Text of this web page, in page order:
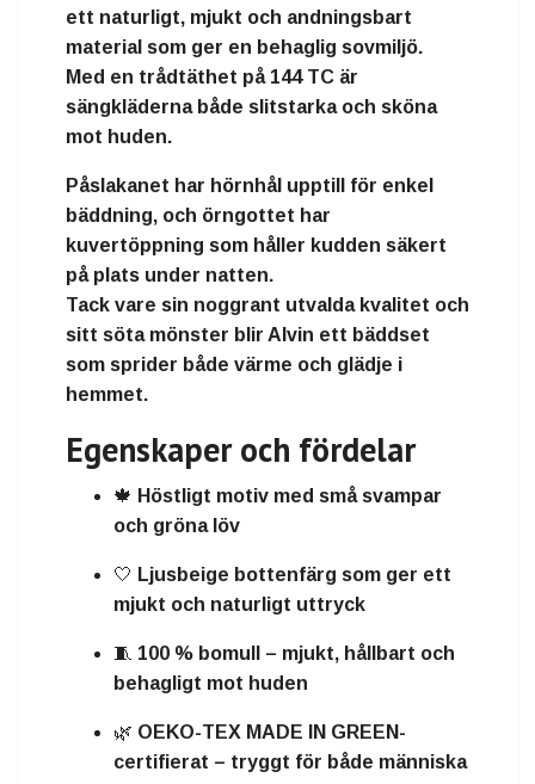
ett naturligt, mjukt och andningsbart
material som ger en behaglig sovmiljö.
Med en trådtäthet på 144 TC är
sängkläderna både slitstarka och sköna
mot huden.
Påslakanet har hörnhål upptill
för enkel
bäddning, och örngottet har
kuvertöppning som håller kudden säkert
på plats under natten.
Tack vare sin noggrant utvalda kvalitet och
sitt söta mönster blir Alvin ett bäddset
som sprider både värme och glädje i
hemmet.
Egenskaper och fördelar
🍁 Höstligt motiv med små svampar
och gröna löv
🤍 Ljusbeige bottenfärg som ger ett
mjukt och naturligt uttryck
🧵 100 % bomull – mjukt, hållbart och
behagligt mot huden
🌿 OEKO-TEX MADE IN GREEN-
certifierat – tryggt för både människa